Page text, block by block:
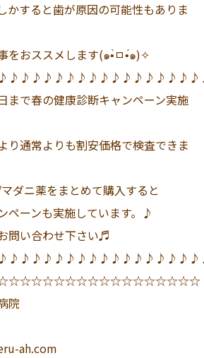
かすると歯が原因の可能性もありま
をおススメします(๑•̀ㅁ•́๑)✧
まで春の健康診断キャンペーン実施
り通常よりも割安価格で検査できま
ダニ薬をまとめて購入すると
ペーンも実施しています。♪
問い合わせ下さい♬
院
ah.com